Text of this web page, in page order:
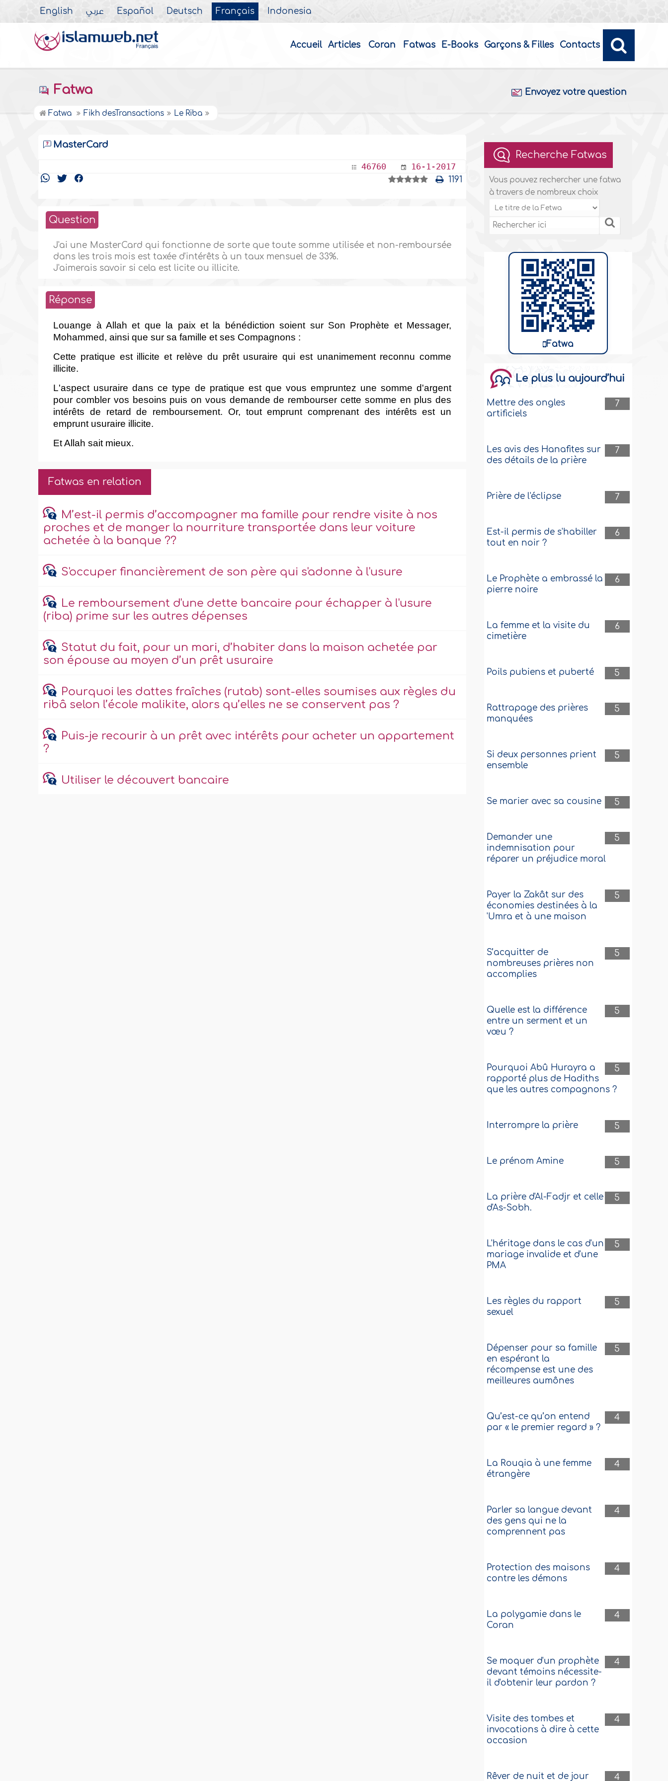
English عربي Español Deutsch Français Indonesia
Accueil Articles Coran Fatwas E-Books Garçons & Filles Contacts
Fatwa Envoyez votre question
Fatwa Fikh desTransactions Le Riba
MasterCard
46760 16-1-2017
1191
Question
J'ai une MasterCard qui fonctionne de sorte que toute somme utilisée et non-remboursée
dans les trois mois est taxée d'intérêts à un taux mensuel de 33%.
J'aimerais savoir si cela est licite ou illicite.
Réponse
Louange à Allah et que la paix et la bénédiction soient sur Son Prophète et Messager,
Mohammed, ainsi que sur sa famille et ses Compagnons :
Cette pratique est illicite et relève du prêt usuraire qui est unanimement reconnu comme
illicite.
L'aspect usuraire dans ce type de pratique est que vous empruntez une somme d'argent
pour combler vos besoins puis on vous demande de rembourser cette somme en plus des
intérêts de retard de remboursement. Or, tout emprunt comprenant des intérêts est un
emprunt usuraire illicite.
Et Allah sait mieux.
Fatwas en relation
M’est-il permis d’accompagner ma famille pour rendre visite à nos
proches et de manger la nourriture transportée dans leur voiture
achetée à la banque ??
S'occuper financièrement de son père qui s'adonne à l'usure
Le remboursement d'une dette bancaire pour échapper à l'usure
(riba) prime sur les autres dépenses
Statut du fait, pour un mari, d’habiter dans la maison achetée par
son épouse au moyen d’un prêt usuraire
Pourquoi les dattes fraîches (rutab) sont-elles soumises aux règles du
ribâ selon l’école malikite, alors qu’elles ne se conservent pas ?
Puis-je recourir à un prêt avec intérêts pour acheter un appartement
?
Utiliser le découvert bancaire
Recherche Fatwas
Vous pouvez rechercher une fatwa
à travers de nombreux choix
Fatwa
Le plus lu aujourd’hui
7
Mettre des ongles
artificiels
7
Les avis des Hanafites sur
des détails de la prière
7
Prière de l'éclipse
6
Est-il permis de s'habiller
tout en noir ?
6
Le Prophète a embrassé la
pierre noire
6
La femme et la visite du
cimetière
5
Poils pubiens et puberté
5
Rattrapage des prières
manquées
5
Si deux personnes prient
ensemble
5
Se marier avec sa cousine
5
Demander une
indemnisation pour
réparer un préjudice moral
5
Payer la Zakât sur des
économies destinées à la
'Umra et à une maison
5
S’acquitter de
nombreuses prières non
accomplies
5
Quelle est la différence
entre un serment et un
vœu ?
5
Pourquoi Abû Hurayra a
rapporté plus de Hadiths
que les autres compagnons ?
5
Interrompre la prière
5
Le prénom Amine
5
La prière d'Al-Fadjr et celle
d'As-Sobh.
5
L'héritage dans le cas d'un
mariage invalide et d'une
PMA
5
Les règles du rapport
sexuel
5
Dépenser pour sa famille
en espérant la
récompense est une des
meilleures aumônes
4
Qu’est-ce qu’on entend
par « le premier regard » ?
4
La Rouqia à une femme
étrangère
4
Parler sa langue devant
des gens qui ne la
comprennent pas
4
Protection des maisons
contre les démons
4
La polygamie dans le
Coran
4
Se moquer d'un prophète
devant témoins nécessite-
il d'obtenir leur pardon ?
4
Visite des tombes et
invocations à dire à cette
occasion
4
Rêver de nuit et de jour